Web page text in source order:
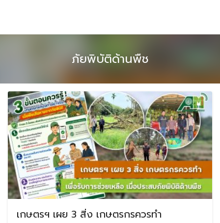
ภัยพิบัติด้านพืช
เกษตรฯ เผย 3 สิ่ง เกษตรกรควรทำ